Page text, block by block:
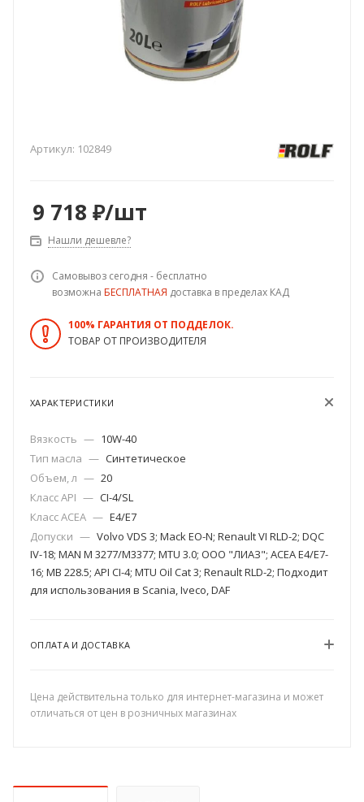
Артикул: 102849
9 718 ₽/шт
Нашли дешевле?
Самовывоз сегодня - бесплатно
возможна БЕСПЛАТНАЯ доставка в пределах КАД
100% ГАРАНТИЯ ОТ ПОДДЕЛОК.
ТОВАР ОТ ПРОИЗВОДИТЕЛЯ
ХАРАКТЕРИСТИКИ
Вязкость — 10W-40
Тип масла — Синтетическое
Объем, л — 20
Класс API — CI-4/SL
Класс ACEA — E4/E7
Допуски — Volvo VDS 3; Mack EO-N; Renault VI RLD-2; DQC
IV-18; MAN M 3277/M3377; MTU 3.0; ООО "ЛИАЗ"; ACEA E4/E7-
16; MB 228.5; API CI-4; MTU Oil Cat 3; Renault RLD-2; Подходит
для использования в Scania, Iveco, DAF
ОПЛАТА И ДОСТАВКА
Цена действительна только для интернет-магазина и может
отличаться от цен в розничных магазинах